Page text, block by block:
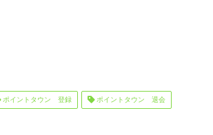
ポイントタウン 登録 ポイントタウン 退会